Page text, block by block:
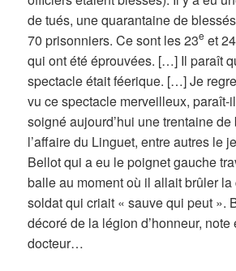
de tués, une quarantaine de
70 prisonniers. Ce sont les 23e et 24
qui ont été éprouvées. […] Il paraît
spectacle était féerique. […] Je
vu ce spectacle merveilleux, paraît-
soigné aujourd’hui une trentaine
l’affaire du Linguet, entre autres le
Bellot qui a eu le poignet gauche
balle au moment où il allait brûler la
soldat qui criait « sauve qui peut ».
décoré de la légion d’honneur, note
docteur…